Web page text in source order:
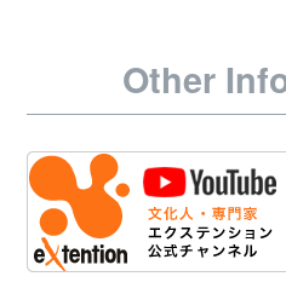
Other